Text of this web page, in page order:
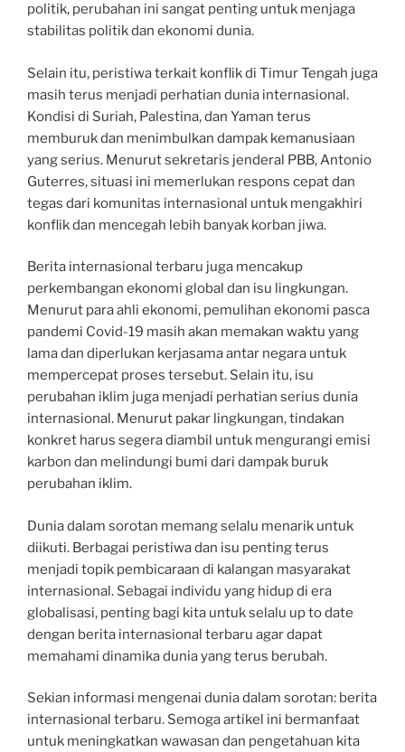
politik, perubahan ini sangat penting untuk menjaga
stabilitas politik dan ekonomi dunia.
Selain itu, peristiwa terkait konflik di Timur Tengah juga
masih terus menjadi perhatian dunia internasional.
Kondisi di Suriah, Palestina, dan Yaman terus
memburuk dan menimbulkan dampak kemanusiaan
yang serius. Menurut sekretaris jenderal PBB, Antonio
Guterres, situasi ini memerlukan respons cepat dan
tegas dari komunitas internasional untuk mengakhiri
konflik dan mencegah lebih banyak korban jiwa.
Berita internasional terbaru juga mencakup
perkembangan ekonomi global dan isu lingkungan.
Menurut para ahli ekonomi, pemulihan ekonomi pasca
pandemi Covid-19 masih akan memakan waktu yang
lama dan diperlukan kerjasama antar negara untuk
mempercepat proses tersebut. Selain itu, isu
perubahan iklim juga menjadi perhatian serius dunia
internasional. Menurut pakar lingkungan, tindakan
konkret harus segera diambil untuk mengurangi emisi
karbon dan melindungi bumi dari dampak buruk
perubahan iklim.
Dunia dalam sorotan memang selalu menarik untuk
diikuti. Berbagai peristiwa dan isu penting terus
menjadi topik pembicaraan di kalangan masyarakat
internasional. Sebagai individu yang hidup di era
globalisasi, penting bagi kita untuk selalu up to date
dengan berita internasional terbaru agar dapat
memahami dinamika dunia yang terus berubah.
Sekian informasi mengenai dunia dalam sorotan: berita
internasional terbaru. Semoga artikel ini bermanfaat
untuk meningkatkan wawasan dan pengetahuan kita